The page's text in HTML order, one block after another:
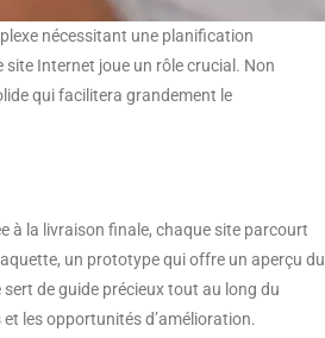
nécessitant une planification
Internet joue un rôle crucial. Non
qui facilitera grandement le
à la livraison finale, chaque site parcourt
un prototype qui offre un aperçu du
de guide précieux tout au long du
les opportunités d’amélioration.